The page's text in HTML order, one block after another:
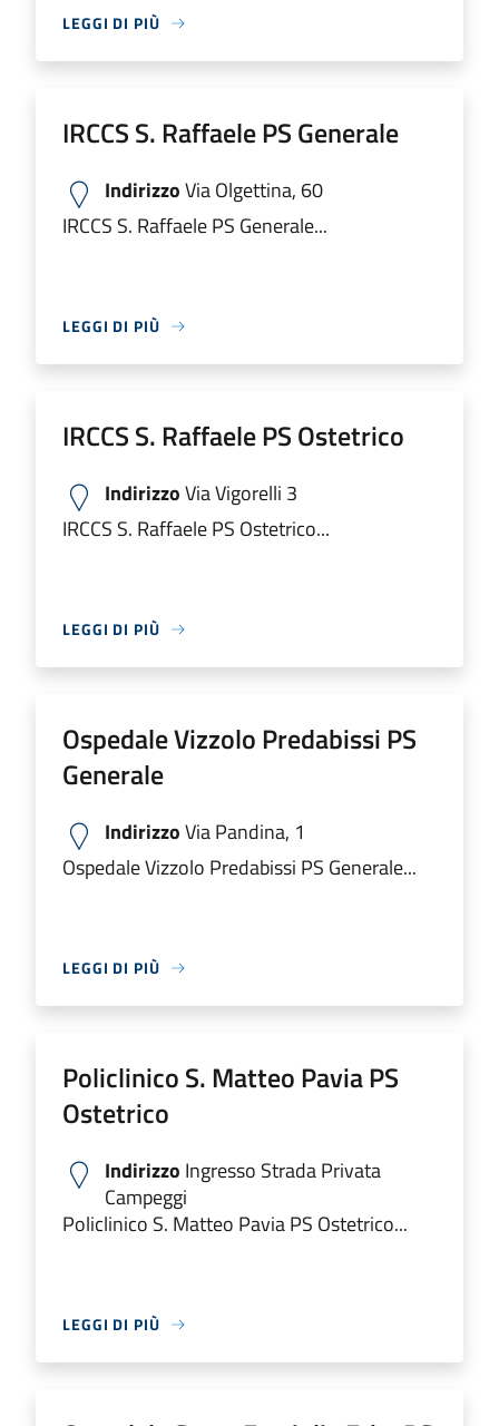
LEGGI DI PIÙ
IRCCS S. Raffaele PS Generale
IndirizzoVia Olgettina, 60
IRCCS S. Raffaele PS Generale...
LEGGI DI PIÙ
IRCCS S. Raffaele PS Ostetrico
IndirizzoVia Vigorelli 3
IRCCS S. Raffaele PS Ostetrico...
LEGGI DI PIÙ
Ospedale Vizzolo Predabissi PS
Generale
IndirizzoVia Pandina, 1
Ospedale Vizzolo Predabissi PS Generale...
LEGGI DI PIÙ
Policlinico S. Matteo Pavia PS
Ostetrico
Indirizzo Ingresso Strada Privata
Campeggi
Policlinico S. Matteo Pavia PS Ostetrico...
LEGGI DI PIÙ